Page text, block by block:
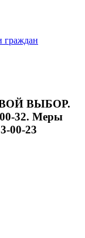
граждан
ВЫБОР.
00-32. Меры
00-23